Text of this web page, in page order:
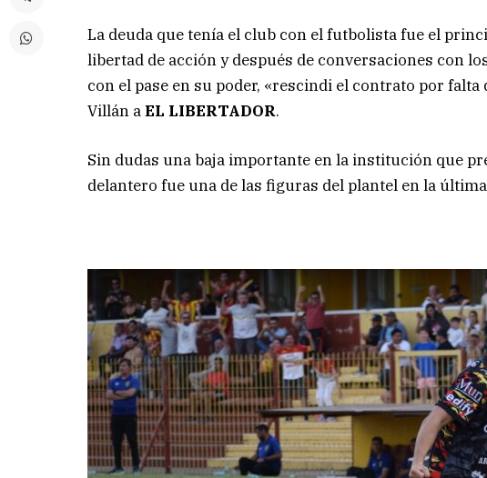
La deuda que tenía el club con el futbolista fue el
libertad de acción y después de conversaciones con
con el pase en su poder, «rescindi el contrato por falta
Villán aEL LIBERTADOR.
Sin dudas una baja importante en la institución que
delantero fue una de las figuras del plantel en la